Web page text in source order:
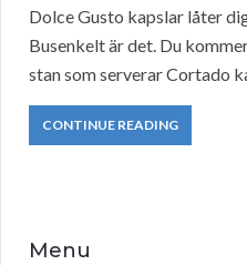
Dolce Gusto kapslar låter
Busenkelt är det. Du
stan som serverar Cortado
CONTINUE READING
Menu